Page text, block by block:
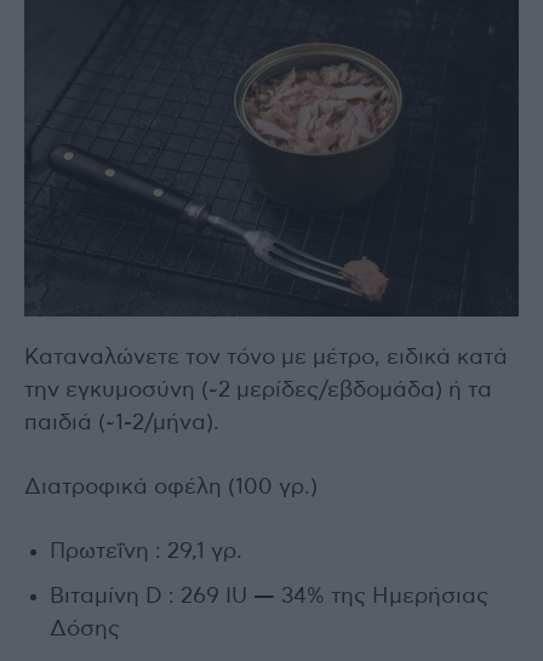
Καταναλώνετε τον τόνο με μέτρο, ειδικά κατά
την εγκυμοσύνη (~2 μερίδες/εβδομάδα) ή τα
παιδιά (~1-2/μήνα).
Διατροφικά οφέλη (100 γρ.)
Πρωτεΐνη : 29,1 γρ.
Βιταμίνη D : 269 IU — 34% της Ημερήσιας
Δόσης